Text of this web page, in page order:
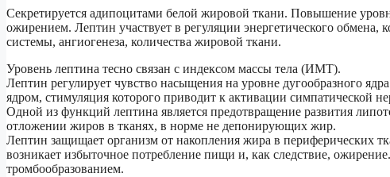
Секретируется адипоцитами белой жировой ткани. Повышение
ожирением. Лептин участвует в регуляции энергетического
системы, ангиогенеза, количества жировой ткани.
Уровень лептина тесно связан с индексом массы тела (ИМТ).
Лептин регулирует чувство насыщения на уровне дугообразного
ядром, стимуляция которого приводит к активации симпатической
Одной из функций лептина является предотвращение развития
отложении жиров в тканях, в норме не депонирующих жир.
Лептин защищает организм от накопления жира в периферических
возникает избыточное потребление пищи и, как следствие,
тромбообразованием.